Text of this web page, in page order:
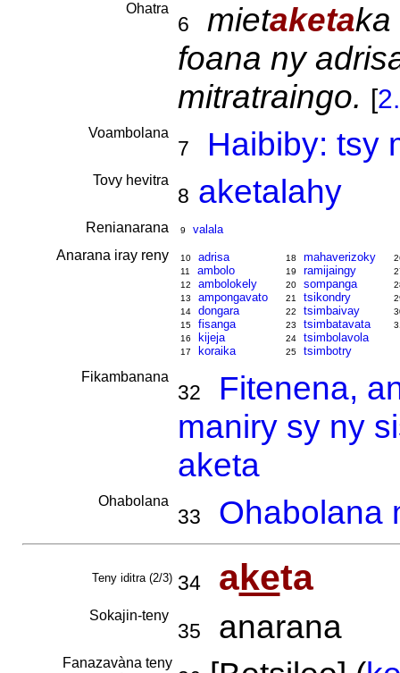
Ohatra
6 mietaketa
foana ny
mitratraingo. [
Voambolana
7 Haibiby: tsy
Tovy hevitra
8 aketalahy
Renianarana 9 valala
Anarana iray reny 10 adrisa
11 ambolo
12 ambolokely
13 ampongavato
14 dongara
15 fisanga
16 kijeja
17 koraika
18 mahaverizoky
19 ramijaingy
20 sompanga
21 tsikondry
22 tsimbaivay
23 tsimbatavata
24 tsimbolavola
25 tsimbotry
Fikambanana
32
Fitenena,
maniry sy ny
aketa
Ohabolana
33 Ohabolana
Teny iditra (2/3) 34 aketa
Sokajin-teny
35 anarana
Fanazavàna teny